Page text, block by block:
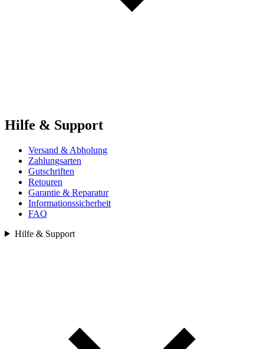
Hilfe & Support
Versand & Abholung
Zahlungsarten
Gutschriften
Retouren
Garantie & Reparatur
Informationssicherheit
FAQ
Hilfe & Support